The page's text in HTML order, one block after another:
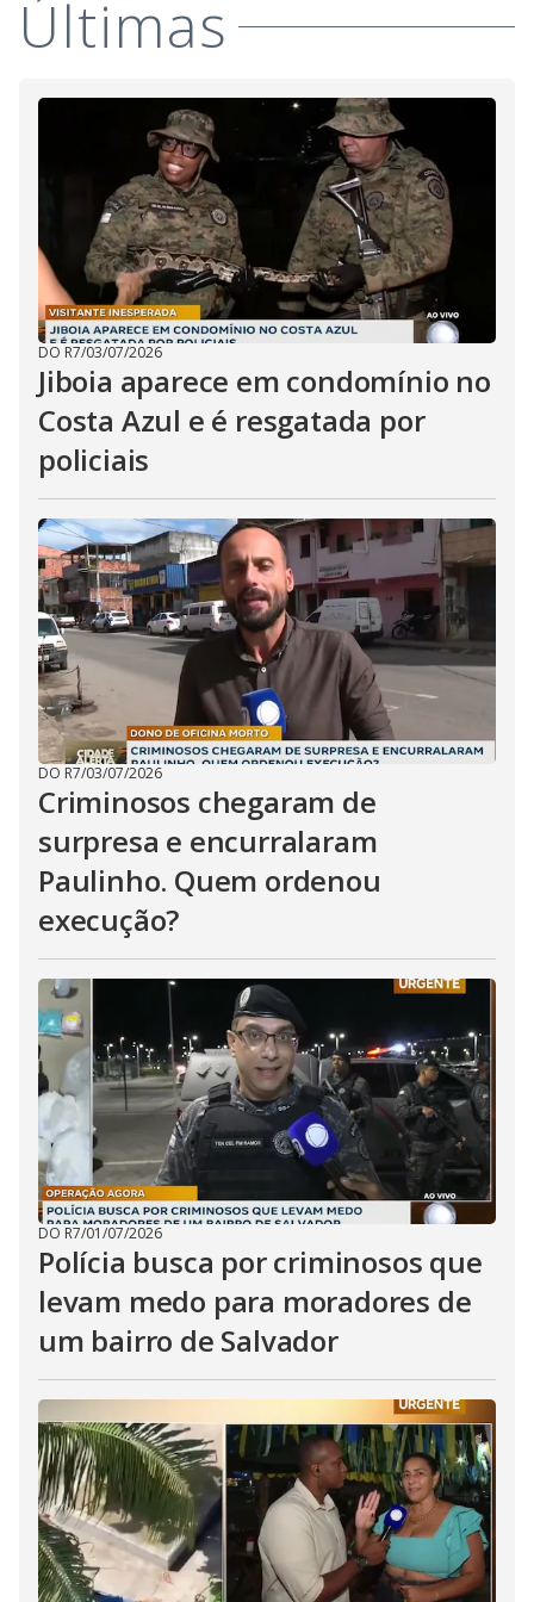
i
d
e
o
Últimas
DO R7/03/07/2026
Jiboia aparece em condomínio no
Costa Azul e é resgatada por
policiais
DO R7/03/07/2026
Criminosos chegaram de
surpresa e encurralaram
Paulinho. Quem ordenou
execução?
DO R7/01/07/2026
Polícia busca por criminosos que
levam medo para moradores de
um bairro de Salvador